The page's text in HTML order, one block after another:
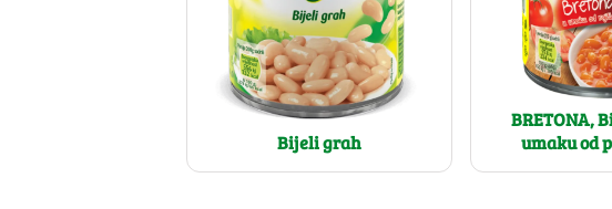
Bijeli grah
BRETONA,
umaku od